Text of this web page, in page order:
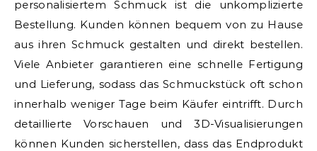
personalisiertem Schmuck ist die unkomplizierte
Bestellung. Kunden können bequem von zu Hause
aus ihren Schmuck gestalten und direkt bestellen.
Viele Anbieter garantieren eine schnelle Fertigung
und Lieferung, sodass das Schmuckstück oft schon
innerhalb weniger Tage beim Käufer eintrifft. Durch
detaillierte Vorschauen und 3D-Visualisierungen
können Kunden sicherstellen, dass das Endprodukt